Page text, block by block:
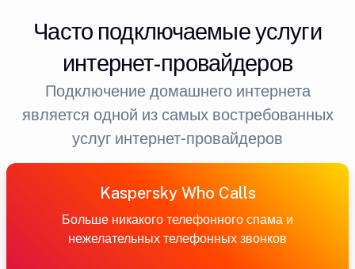
Часто подключаемые услуги
интернет-провайдеров
Подключение домашнего интернета
является одной из самых востребованных
услуг интернет-провайдеров
Kaspersky Who Calls
Больше никакого телефонного спама и
нежелательных телефонных звонков